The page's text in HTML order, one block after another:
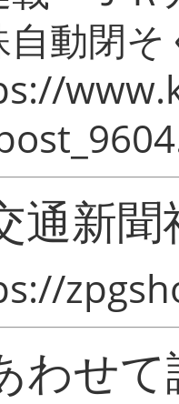
動閉そ
通新
わせ